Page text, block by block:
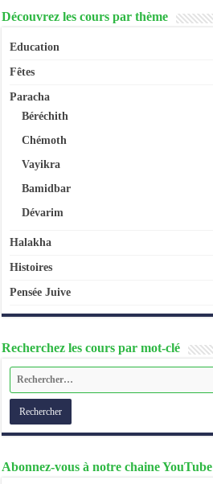
Découvrez les cours par thème
Education
Fêtes
Paracha
Béréchith
Chémoth
Vayikra
Bamidbar
Dévarim
Halakha
Histoires
Pensée Juive
Recherchez les cours par mot-clé
Abonnez-vous à notre chaine YouTube